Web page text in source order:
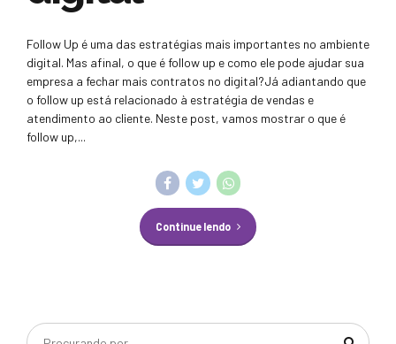
Follow Up é uma das estratégias mais importantes no ambiente
digital. Mas afinal, o que é follow up e como ele pode ajudar sua
empresa a fechar mais contratos no digital?Já adiantando que
o follow up está relacionado à estratégia de vendas e
atendimento ao cliente. Neste post, vamos mostrar o que é
follow up,...
Continue lendo